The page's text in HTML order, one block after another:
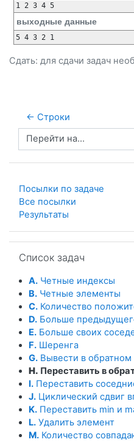
выходные данные
Сдать: для сдачи задач
← Строки
Перейти на...
Посылки по задаче
Все посылки
Результаты
Список задач
A. Четные индексы
B. Четные элементы
C. Количество
D. Больше
E. Больше своих
F. Шеренга
G. Вывести в обратном
H. Переставить в
I. Переставить
J. Циклический сдвиг
K. Переставить min и
L. Удалить элемент
M. Количество